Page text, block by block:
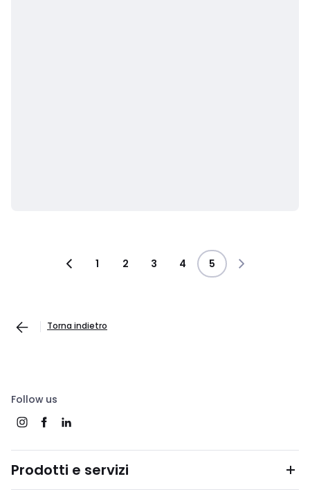
1 2 3 4 5
Torna indietro
Follow us
Prodotti e servizi